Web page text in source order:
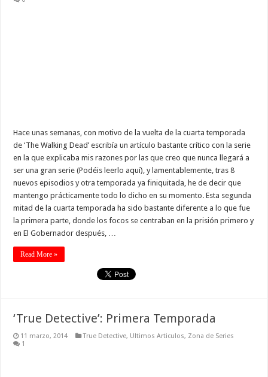
Hace unas semanas, con motivo de la vuelta de la cuarta temporada
de ‘The Walking Dead’ escribía un artículo bastante crítico con la serie
en la que explicaba mis razones por las que creo que nunca llegará a
ser una gran serie (Podéis leerlo aquí), y lamentablemente, tras 8
nuevos episodios y otra temporada ya finiquitada, he de decir que
mantengo prácticamente todo lo dicho en su momento. Esta segunda
mitad de la cuarta temporada ha sido bastante diferente a lo que fue
la primera parte, donde los focos se centraban en la prisión primero y
en El Gobernador después, …
Read More »
‘True Detective’: Primera Temporada
11 marzo, 2014 True Detective, Ultimos Articulos, Zona de Series
1